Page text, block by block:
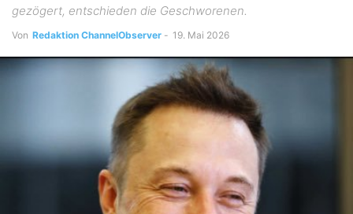
gezögert, entschieden die Geschworenen.
Von Redaktion ChannelObserver - 19. Mai 2026